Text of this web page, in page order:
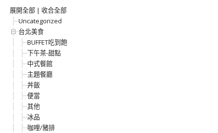
展開全部 | 收合全部
Uncategorized
台北美食
BUFFET吃到飽
下午茶-甜點
中式餐館
主題餐廳
丼飯
便當
其他
冰品
咖哩/豬排